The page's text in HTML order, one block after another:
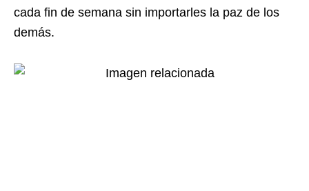
cada fin de semana sin importarles la paz de los
demás.